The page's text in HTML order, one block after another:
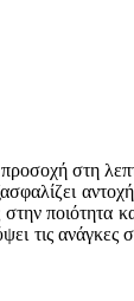
στη
ποιότητα
τις